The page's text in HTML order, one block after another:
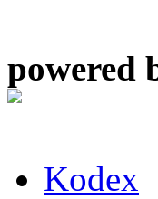
powered
Kodex